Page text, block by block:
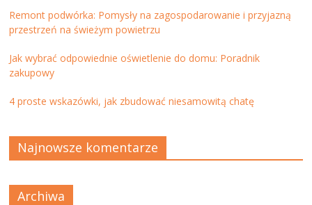
Remont podwórka: Pomysły na zagospodarowanie i przyjazną
przestrzeń na świeżym powietrzu
Jak wybrać odpowiednie oświetlenie do domu: Poradnik
zakupowy
4 proste wskazówki, jak zbudować niesamowitą chatę
Najnowsze komentarze
Archiwa